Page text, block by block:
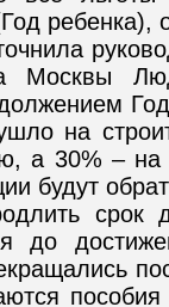
ребенка),
Москвы
на
а 30% –
будут
срок
до